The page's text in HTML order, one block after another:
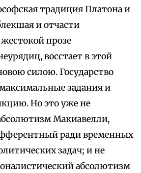
традиция Платона и
и отчасти
прозе
восстает в этой
силою. Государство
задания и
Но это уже не
Макиавелли,
ради временных
задач; и не
абсолютизм